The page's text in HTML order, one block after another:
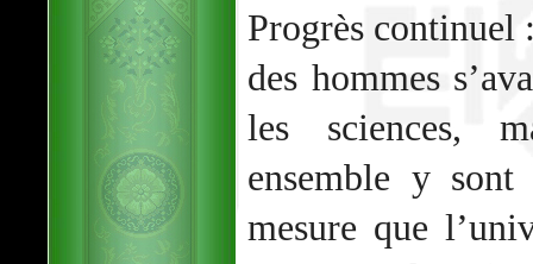
Progrès continuel
des hommes
les sciences,
ensemble y
mesure que